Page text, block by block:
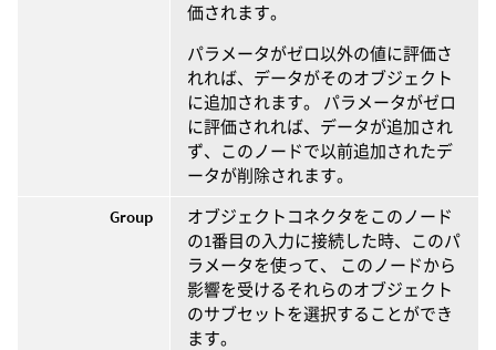
価されます。
パラメータがゼロ以外の値に評価さ
れれば、データがそのオブジェクト
に追加されます。 パラメータがゼロ
に評価されれば、データが追加され
ず、このノードで以前追加されたデ
ータが削除されます。
Group
オブジェクトコネクタをこのノード
の1番目の入力に接続した時、このパ
ラメータを使って、 このノードから
影響を受けるそれらのオブジェクト
のサブセットを選択することができ
ます。